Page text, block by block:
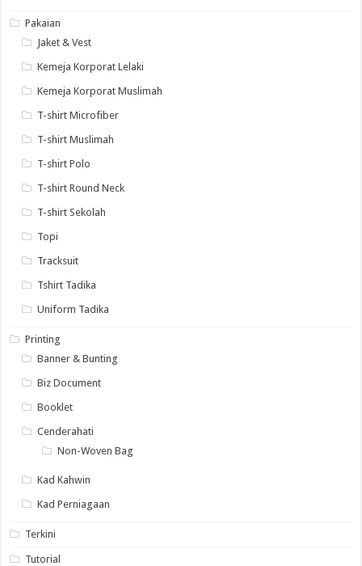
Pakaian
Jaket & Vest
Kemeja Korporat Lelaki
Kemeja Korporat Muslimah
T-shirt Microfiber
T-shirt Muslimah
T-shirt Polo
T-shirt Round Neck
T-shirt Sekolah
Topi
Tracksuit
Tshirt Tadika
Uniform Tadika
Printing
Banner & Bunting
Biz Document
Booklet
Cenderahati
Non-Woven Bag
Kad Kahwin
Kad Perniagaan
Terkini
Tutorial